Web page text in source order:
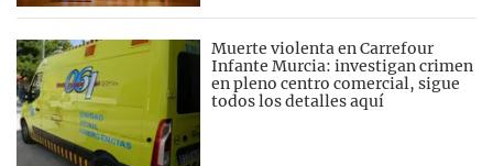
Muerte violenta en Carrefour
Infante Murcia: investigan crimen
en pleno centro comercial, sigue
todos los detalles aquí